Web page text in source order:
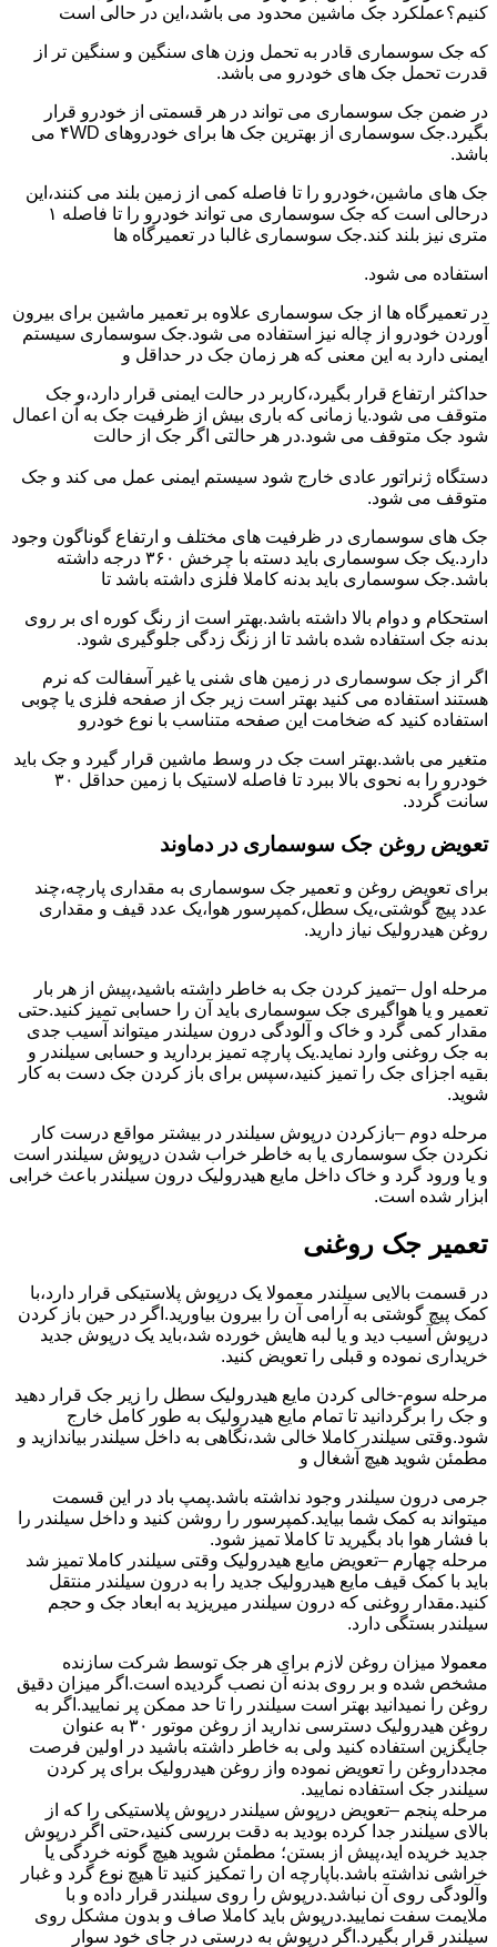
کنیم؟عملکرد جک ماشین محدود می باشد،این در حالی است
که جک سوسماری قادر به تحمل وزن های سنگین و سنگین تر از
قدرت تحمل جک های خودرو می باشد.
در ضمن جک سوسماری می تواند در هر قسمتی از خودرو قرار
بگیرد.جک سوسماری از بهترین جک ها برای خودروهای ۴WD می
باشد.
جک های ماشین،خودرو را تا فاصله کمی از زمین بلند می کنند،این
درحالی است که جک سوسماری می تواند خودرو را تا فاصله ۱
متری نیز بلند کند.جک سوسماری غالبا در تعمیرگاه ها
استفاده می شود.
در تعمیرگاه ها از جک سوسماری علاوه بر تعمیر ماشین برای بیرون
آوردن خودرو از چاله نیز استفاده می شود.جک سوسماری سیستم
ایمنی دارد به این معنی که هر زمان جک در حداقل و
حداکثر ارتفاع قرار بگیرد،کاربر در حالت ایمنی قرار دارد،و جک
متوقف می شود.یا زمانی که باری بیش از ظرفیت جک به آن اعمال
شود جک متوقف می شود.در هر حالتی اگر جک از حالت
دستگاه ژنراتور عادی خارج شود سیستم ایمنی عمل می کند و جک
متوقف می شود.
جک های سوسماری در ظرفیت های مختلف و ارتفاع گوناگون وجود
دارد.یک جک سوسماری باید دسته با چرخش ۳۶۰ درجه داشته
باشد.جک سوسماری باید بدنه کاملا فلزی داشته باشد تا
استحکام و دوام بالا داشته باشد.بهتر است از رنگ کوره ای بر روی
بدنه جک استفاده شده باشد تا از زنگ زدگی جلوگیری شود.
اگر از جک سوسماری در زمین های شنی یا غیر آسفالت که نرم
هستند استفاده می کنید بهتر است زیر جک از صفحه فلزی یا چوبی
استفاده کنید که ضخامت این صفحه متناسب با نوع خودرو
متغیر می باشد.بهتر است جک در وسط ماشین قرار گیرد و جک باید
خودرو را به نحوی بالا ببرد تا فاصله لاستیک با زمین حداقل ۳۰
سانت گردد.
تعویض روغن جک سوسماری در دماوند
برای تعویض روغن و تعمیر جک سوسماری به مقداری پارچه،چند
عدد پیچ گوشتی،یک سطل،کمپرسور هوا،یک عدد قیف و مقداری
روغن هیدرولیک نیاز دارید.
مرحله اول –تمیز کردن جک به خاطر داشته باشید،پیش از هر بار
تعمیر و یا هواگیری جک سوسماری باید آن را حسابی تمیز کنید.حتی
مقدار کمی گرد و خاک و آلودگی درون سیلندر میتواند آسیب جدی
به جک روغنی وارد نماید.یک پارچه تمیز بردارید و حسابی سیلندر و
بقیه اجزای جک را تمیز کنید،سپس برای باز کردن جک دست به کار
شوید.
مرحله دوم –بازکردن درپوش سیلندر در بیشتر مواقع درست کار
نکردن جک سوسماری یا به خاطر خراب شدن درپوش سیلندر است
و یا ورود گرد و خاک داخل مایع هیدرولیک درون سیلندر باعث خرابی
ابزار شده است.
تعمیر جک روغنی
در قسمت بالایی سیلندر معمولا یک درپوش پلاستیکی قرار دارد،با
کمک پیچ گوشتی به آرامی آن را بیرون بیاورید.اگر در حین باز کردن
درپوش آسیب دید و یا لبه هایش خورده شد،باید یک درپوش جدید
خریداری نموده و قبلی را تعویض کنید.
مرحله سوم-خالی کردن مایع هیدرولیک سطل را زیر جک قرار دهید
و جک را برگردانید تا تمام مایع هیدرولیک به طور کامل خارج
شود.وقتی سیلندر کاملا خالی شد،نگاهی به داخل سیلندر بیاندازید و
مطمئن شوید هیچ آشغال و
جرمی درون سیلندر وجود نداشته باشد.پمپ باد در این قسمت
میتواند به کمک شما بیاید.کمپرسور را روشن کنید و داخل سیلندر را
با فشار هوا باد بگیرید تا کاملا تمیز شود.
مرحله چهارم –تعویض مایع هیدرولیک وقتی سیلندر کاملا تمیز شد
باید با کمک قیف مایع هیدرولیک جدید را به درون سیلندر منتقل
کنید.مقدار روغنی که درون سیلندر میریزید به ابعاد جک و حجم
سیلندر بستگی دارد.
معمولا میزان روغن لازم برای هر جک توسط شرکت سازنده
مشخص شده و بر روی بدنه آن نصب گردیده است.اگر میزان دقیق
روغن را نمیدانید بهتر است سیلندر را تا حد ممکن پر نمایید.اگر به
روغن هیدرولیک دسترسی ندارید از روغن موتور ۳۰ به عنوان
جایگزین استفاده کنید ولی به خاطر داشته باشید در اولین فرصت
مجدداروغن را تعویض نموده واز روغن هیدرولیک برای پر کردن
سیلندر جک استفاده نمایید.
مرحله پنجم –تعویض درپوش سیلندر درپوش پلاستیکی را که از
بالای سیلندر جدا کرده بودید به دقت بررسی کنید،حتی اگر درپوش
جدید خریده اید،پیش از بستن؛ مطمئن شوید هیچ گونه خردگی یا
خراشی نداشته باشد.باپارچه ان را تمکیز کنید تا هیچ نوع گرد و غبار
وآلودگی روی آن نباشد.درپوش را روی سیلندر قرار داده و با
ملایمت سفت نمایید.درپوش باید کاملا صاف و بدون مشکل روی
سیلندر قرار بگیرد.اگر درپوش به درستی در جای خود سوار